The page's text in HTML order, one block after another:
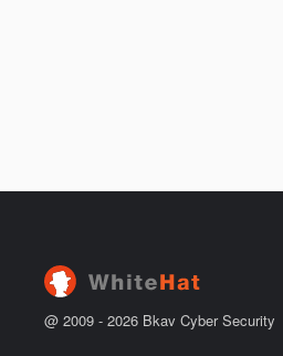
@ 2009 - 2026 Bkav Cyber Security